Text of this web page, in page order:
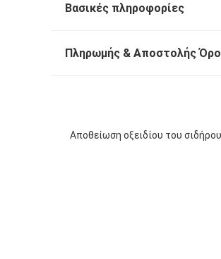
Βασικές πληροφορίες
Πληρωμής & Αποστολής
Αποθείωση οξειδίου του